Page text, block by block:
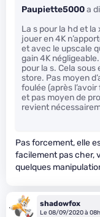
Paupiette5000a
La s pour la hd et la
jouer en 4K
et avec le upscale
gain 4K
pour la s. Cela sous
store. Pas moyen
foulée (après
et pas moyen de
revient
Pas forcement, elle
facilement pas cher,
quelques
shadowfox
Le 08/09/2020 à